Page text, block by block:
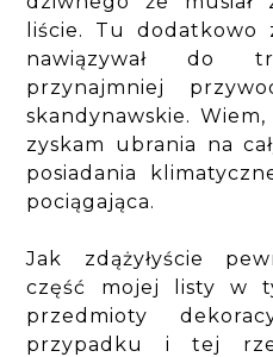
liście. Tu dodatkowo
nawiązywał do
przynajmniej
skandynawskie.
zyskam ubrania na
posiadania
pociągająca.
Jak zdążyłyście
część mojej listy w
przedmioty
przypadku i tej